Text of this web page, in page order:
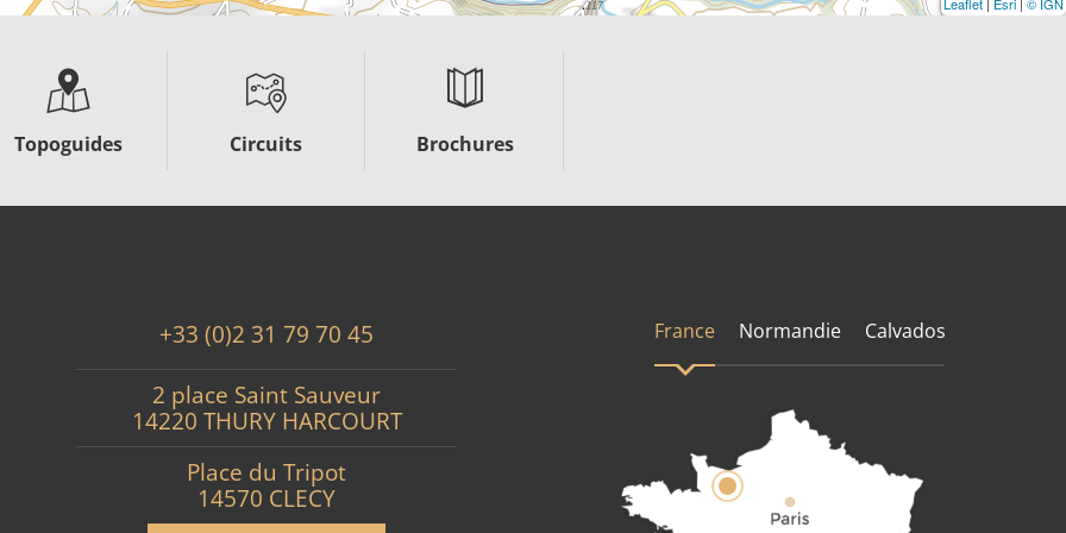
Topoguides Circuits Brochures
+33 (0)2 31 79 70 45
2 place Saint Sauveur
14220 THURY HARCOURT
Place du Tripot
14570 CLECY
France Normandie Calvados